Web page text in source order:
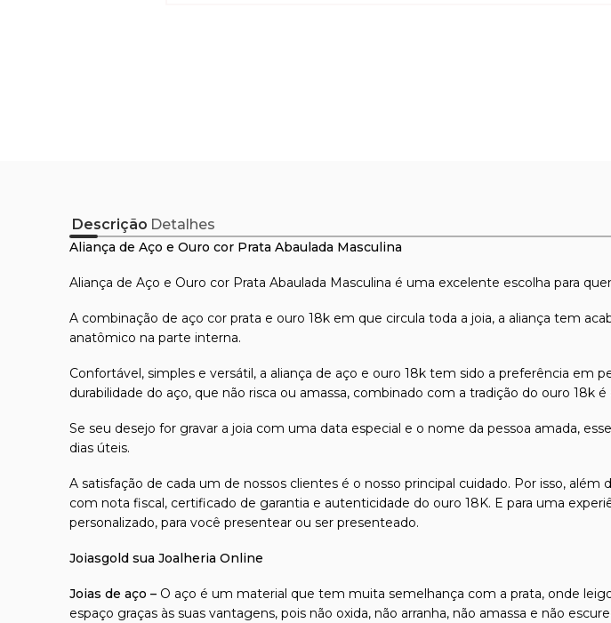
Descrição Detalhes
Aliança de Aço e Ouro cor Prata Abaulada Masculina
Aliança de Aço e Ouro cor Prata Abaulada Masculina é uma excelente escolha para
A combinação de aço cor prata e ouro 18k em que circula toda a joia, a aliança tem
anatômico na parte interna.
Confortável, simples e versátil, a aliança de aço e ouro 18k tem sido a preferência em
durabilidade do aço, que não risca ou amassa, combinado com a tradição do ouro
Se seu desejo for gravar a joia com uma data especial e o nome da pessoa amada,
dias úteis.
A satisfação de cada um de nossos clientes é o nosso principal cuidado. Por isso,
com nota fiscal, certificado de garantia e autenticidade do ouro 18K. E para uma
personalizado, para você presentear ou ser presenteado.
Joiasgold sua Joalheria Online
Joias de aço – O aço é um material que tem muita semelhança com a prata, onde
espaço graças às suas vantagens, pois não oxida, não arranha, não amassa e não